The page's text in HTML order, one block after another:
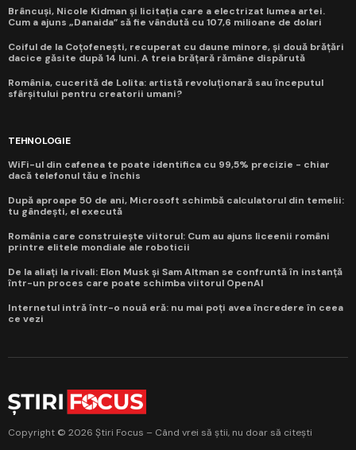
Brâncuși, Nicole Kidman și licitația care a electrizat lumea artei.
Cum a ajuns „Danaida” să fie vândută cu 107,6 milioane de dolari
Coiful de la Coțofenești, recuperat cu daune minore, și două brățări
dacice găsite după 14 luni. A treia brățară rămâne dispărută
România, cucerită de Lolita: artistă revoluționară sau începutul
sfârșitului pentru creatorii umani?
TEHNOLOGIE
WiFi-ul din cafenea te poate identifica cu 99,5% precizie - chiar
dacă telefonul tău e închis
După aproape 50 de ani, Microsoft schimbă calculatorul din temelii:
tu gândești, el execută
România care construiește viitorul: Cum au ajuns liceenii români
printre elitele mondiale ale roboticii
De la aliați la rivali: Elon Musk și Sam Altman se confruntă în instanță
într-un proces care poate schimba viitorul OpenAI
Internetul intră într-o nouă eră: nu mai poți avea încredere în ceea
ce vezi
Copyright © 2026 Știri Focus – Când vrei să știi, nu doar să citești